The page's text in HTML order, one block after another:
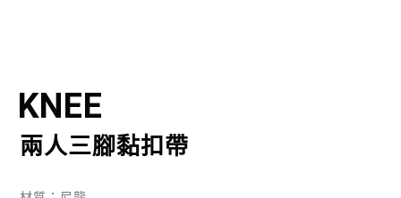
KNEE
兩人三腳黏扣帶